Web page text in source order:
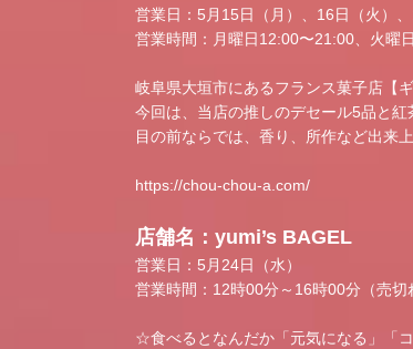
営業日：5月15日（月）、16日（火）
営業時間：月曜日12:00〜21:00、火曜
岐阜県大垣市にあるフランス菓子店【
今回は、当店の推しのデセール5品と紅
目の前ならでは、香り、所作など出来
https://chou-chou-a.com/
店舗名：yumi’s BAGEL
営業日：5月24日（水）
営業時間：12時00分～16時00分（売切
☆食べるとなんだか「元気になる」「